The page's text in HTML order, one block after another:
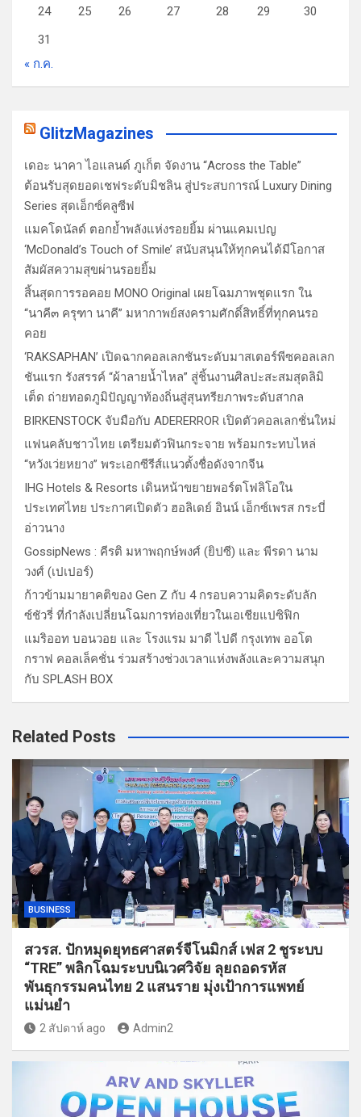
24
25 26 27 28 29
30
31
« ก.ค.
GlitzMagazines
เดอะ นาคา ไอแลนด์ ภูเก็ต จัดงาน “Across the Table”
ต้อนรับสุดยอดเชฟระดับมิชลิน สู่ประสบการณ์ Luxury Dining
Series สุดเอ็กซ์คลูซีฟ
แมคโดนัลด์ ตอกย้ำพลังแห่งรอยยิ้ม ผ่านแคมเปญ
‘McDonald’s Touch of Smile’ สนับสนุนให้ทุกคนได้มีโอกาส
สัมผัสความสุขผ่านรอยยิ้ม
สิ้นสุดการรอคอย MONO Original เผยโฉมภาพชุดแรก ใน
“นาคี๓ ครุฑา นาคี” มหากาพย์สงครามศักดิ์สิทธิ์ที่ทุกคนรอ
คอย
‘RAKSAPHAN’ เปิดฉากคอลเลกชันระดับมาสเตอร์พีซคอลเลก
ชันแรก รังสรรค์ “ผ้าลายน้ำไหล” สู่ชิ้นงานศิลปะสะสมสุดลิมิ
เต็ด ถ่ายทอดภูมิปัญญาท้องถิ่นสู่สุนทรียภาพระดับสากล
BIRKENSTOCK จับมือกับ ADERERROR เปิดตัวคอลเลกชั่นใหม่
แฟนคลับชาวไทย เตรียมตัวฟินกระจาย พร้อมกระทบไหล่
“หวังเว่ยหยาง” พระเอกซีรีส์แนวตั้งชื่อดังจากจีน
IHG Hotels & Resorts เดินหน้าขยายพอร์ตโฟลิโอใน
ประเทศไทย ประกาศเปิดตัว ฮอลิเดย์ อินน์ เอ็กซ์เพรส กระบี่
อ่าวนาง
GossipNews : คีรติ มหาพฤกษ์พงศ์ (ยิปซี) และ พีรดา นาม
วงศ์ (เปเปอร์)
ก้าวข้ามมายาคติของ Gen Z กับ 4 กรอบความคิดระดับลัก
ซ์ชัวรี่ ที่กำลังเปลี่ยนโฉมการท่องเที่ยวในเอเชียแปซิฟิก
แมริออท บอนวอย และ โรงแรม มาดี ไปดี กรุงเทพ ออโต
กราฟ คอลเล็คชั่น ร่วมสร้างช่วงเวลาแห่งพลังและความสนุก
กับ SPLASH BOX
Related Posts
BUSINESS
สวรส. ปักหมุดยุทธศาสตร์จีโนมิกส์ เฟส 2 ชูระบบ
“TRE” พลิกโฉมระบบนิเวศวิจัย ลุยถอดรหัส
พันธุกรรมคนไทย 2 แสนราย มุ่งเป้าการแพทย์
แม่นยำ
2 สัปดาห์ ago Admin2